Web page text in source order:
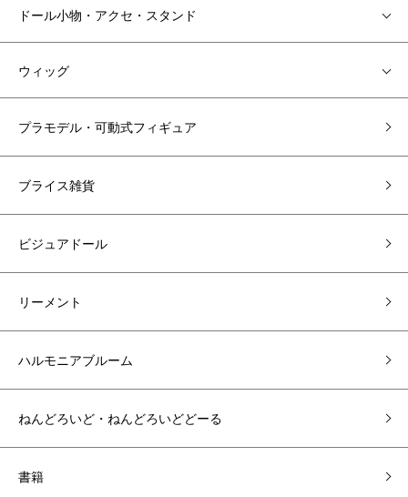
ドール小物・アクセ・スタンド
ウィッグ
プラモデル・可動式フィギュア
ブライス雑貨
ビジュアドール
リーメント
ハルモニアブルーム
ねんどろいど・ねんどろいどどーる
書籍